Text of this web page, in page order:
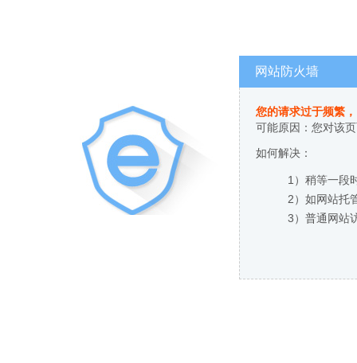
网站防火墙
您的请求过于频繁
可能原因：您对该
如何解决：
1）稍等一段
2）如网站托
3）普通网站